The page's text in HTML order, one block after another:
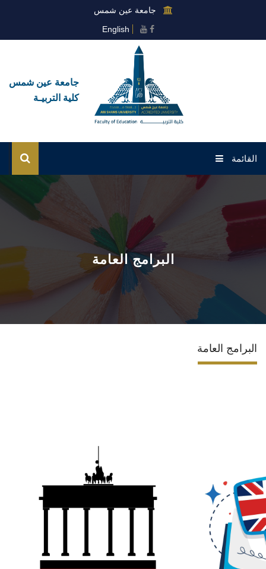
جامعة عين شمس
English
جامعة عين شمس
كلية التربيـة
القائمة
عن الكلية
القطاعات
الاقسام
البرامج الأكاديمية
البرامج العامة
البرامج العامة